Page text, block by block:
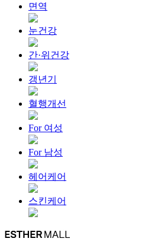
면역
눈건강
간·위건강
갱년기
혈행개선
For 여성
For 남성
헤어케어
스킨케어